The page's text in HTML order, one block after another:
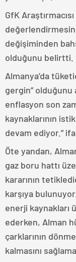
GfK
değişiminden
olduğunu belirtti.
Almanya’da
gergin” olduğunu
enflasyon son
kaynaklarının
devam ediyor.”
Öte yandan,
gaz boru hattı
kararının
karşıya
enerji kaynakları
ederken, Alman
çarklarının
kalmasını